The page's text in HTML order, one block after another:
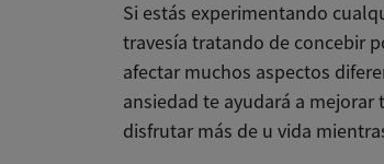
Si estás experimentando
travesía tratando de concebir
afectar muchos aspectos
ansiedad te ayudará a mejorar
disfrutar más de u vida